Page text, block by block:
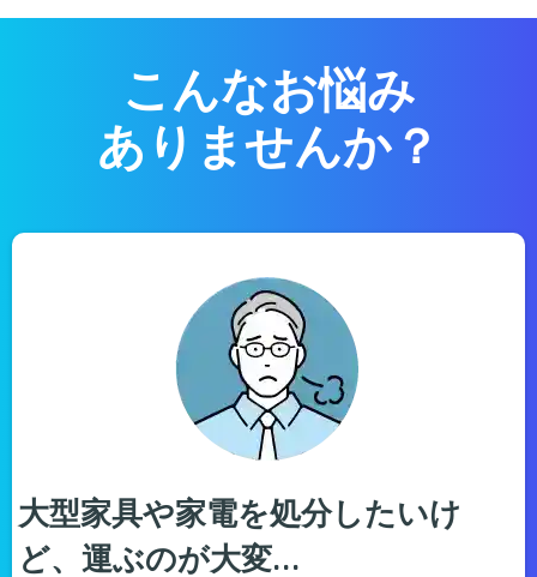
こんなお悩み
ありませんか？
大型家具や家電を処分したいけ
ど、運ぶのが大変…